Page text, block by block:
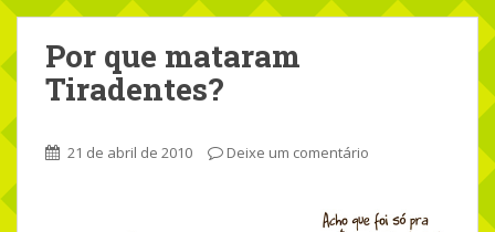
Por que mataram
Tiradentes?
21 de abril de 2010 Deixe um comentário